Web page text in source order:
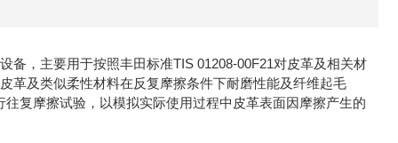
备，主要用于按照丰田标准TIS 01208-00F21对皮革及相关材
革及类似柔性材料在反复摩擦条件下耐磨性能及纤维起毛
复摩擦试验，以模拟实际使用过程中皮革表面因摩擦产生的